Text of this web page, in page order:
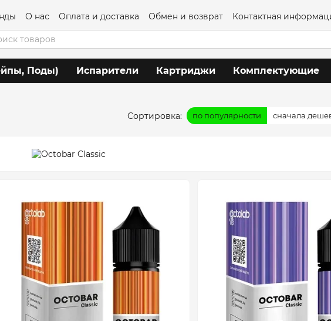
О нас Оплата и доставка Обмен и возврат
Контактная
соглашение
Поды) Испарители Картриджи Комплектующие
Сортировка: по популярности сначала